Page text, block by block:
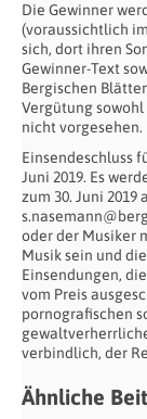
Die Gewinner
(voraussichtlich
sich, dort ihren
Gewinner-Text
Bergischen
Vergütung
nicht vorgesehen.
Einsendeschluss
Juni 2019. Es
zum 30. Juni 2019
oder der Musiker
Musik sein und
Einsendungen,
vom Preis
pornografischen
verbindlich, der
Ähnliche